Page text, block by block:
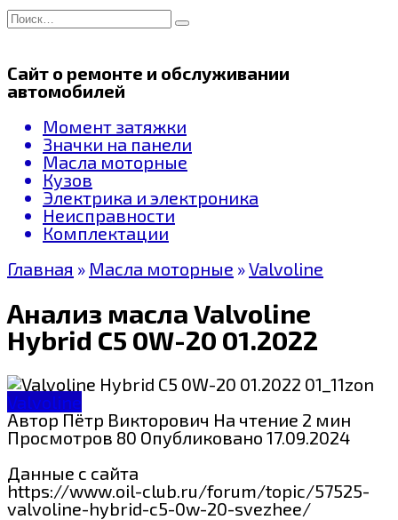
Перейти
к
Search
for:
Сайт о ремонте и обслуживании
автомобилей
Момент затяжки
Значки на панели
Масла моторные
Кузов
Электрика и электроника
Неисправности
Комплектации
Главная » Масла моторные »Valvoline
Анализ масла Valvoline
Hybrid C5 0W-20 01.2022
Valvoline
АвторПётр Викторович На чтение 2 мин
Просмотров 80 Опубликовано 17.09.2024
Данные с сайта
https://www.oil-club.ru/forum/topic/57525-
valvoline-hybrid-c5-0w-20-svezhee/